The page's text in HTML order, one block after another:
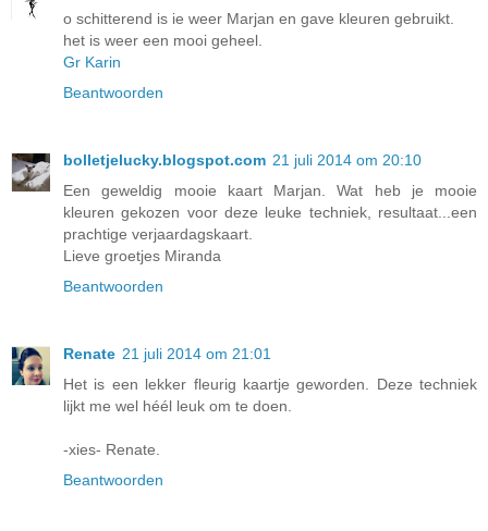
o schitterend is ie weer Marjan en gave kleuren gebruikt.
het is weer een mooi geheel.
Gr Karin
Beantwoorden
bolletjelucky.blogspot.com 21 juli 2014 om 20:10
Een geweldig mooie kaart Marjan. Wat heb je mooie
kleuren gekozen voor deze leuke techniek, resultaat...een
prachtige verjaardagskaart.
Lieve groetjes Miranda
Beantwoorden
Renate 21 juli 2014 om 21:01
Het is een lekker fleurig kaartje geworden. Deze techniek
lijkt me wel héél leuk om te doen.
-xies- Renate.
Beantwoorden